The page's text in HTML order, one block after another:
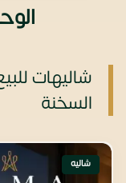
شاليهات
السخنة
شاليه